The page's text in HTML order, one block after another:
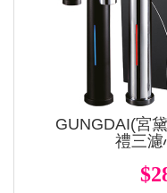
GUNGDAI(宮
禮三濾